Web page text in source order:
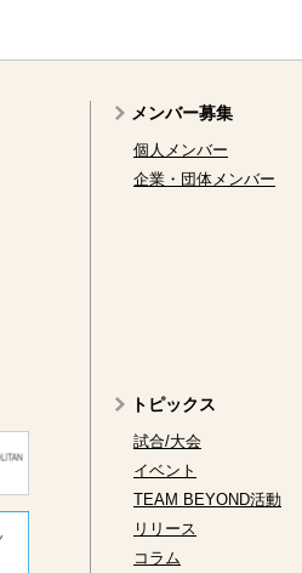
メンバー募集
個人メンバー
企業・団体メンバー
トピックス
試合/大会
イベント
TEAM BEYOND活動
リリース
コラム